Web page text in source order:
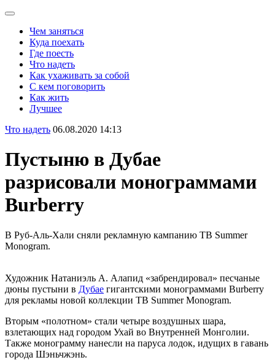
Чем заняться
Куда поехать
Где поесть
Что надеть
Как ухаживать за собой
С кем поговорить
Как жить
Лучшее
Что надеть 06.08.2020 14:13
Пустыню в Дубае
разрисовали монограммами
Burberry
В Руб-Аль-Хали сняли рекламную кампанию TB Summer
Monogram.
Художник Натаниэль А. Алапид «забрендировал» песчаные
дюны пустыни в Дубае гигантскими монограммами Burberry
для рекламы новой коллекции TB Summer Monogram.
Вторым «полотном» стали четыре воздушных шара,
взлетающих над городом Ухай во Внутренней Монголии.
Также монограмму нанесли на паруса лодок, идущих в гавань
города Шэньчжэнь.